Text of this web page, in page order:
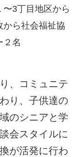
3丁目地区から
から社会福祉協
２名
、コミュニテ
り、子供達の
のシニアと学
会スタイルに
が活発に行わ